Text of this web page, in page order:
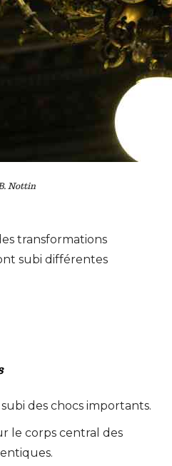
Nottin
transformations
subi différentes
des chocs importants.
le corps central des